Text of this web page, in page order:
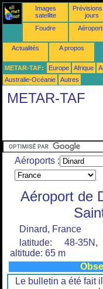
Images
satellite
jours
Foudre
Actualités A propos
METAR-TAF: Europe Afrique
Australie-Océanie
Autres
METAR-TAF
Aéroports :
Aéroport de
Dinard, France
latitude: 48-
altitude: 65 m
Le bulletin a été fait